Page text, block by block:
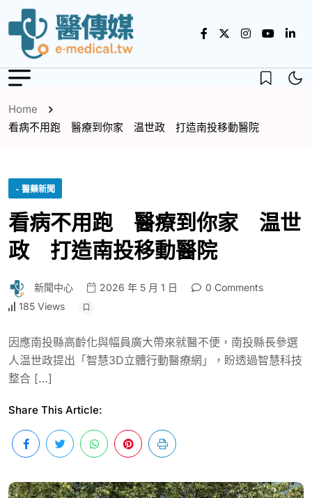
Home
看病不用跑 醫療到你家 温世政 打造南投移動醫院
- 醫藥新聞
看病不用跑 醫療到你家 温世
政 打造南投移動醫院
新聞中心 2026 年 5 月 1 日
0 Comments
185 Views
因應南投縣高齡化與幅員廣大帶來就醫不便，南投縣長參選
人温世政提出「智慧3D立體行動醫療網」，盼透過智慧科技
整合 […]
Share This Article: